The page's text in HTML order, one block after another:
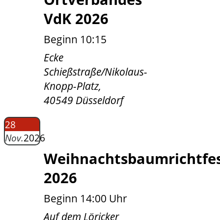
VdK 2026
Beginn 10:15
Ecke
Schießstraße/Nikolaus-
Knopp-Platz,
40549 Düsseldorf
28
Nov.2026
2026
Beginn 14:00 Uhr
Auf dem Löricker